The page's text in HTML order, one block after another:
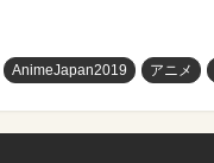
AnimeJapan2019 アニメ